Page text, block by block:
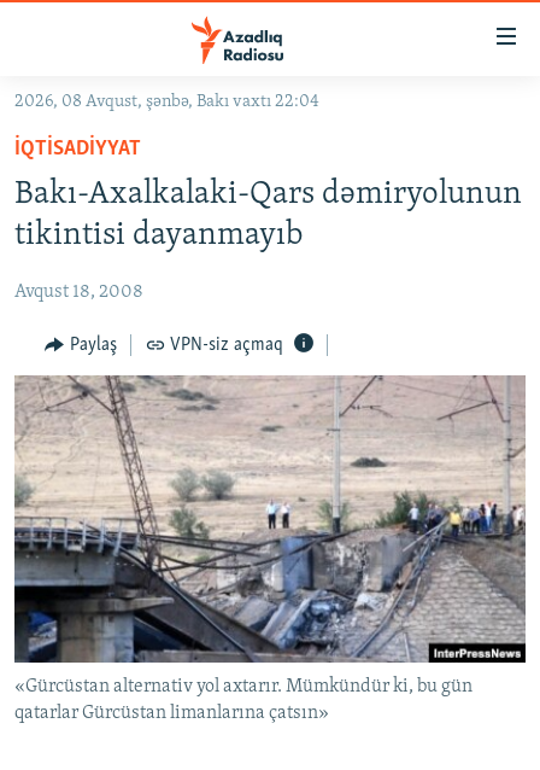
Əsas
qayıt
Əsas
naviqasiyaya
qayıt
GÜNDƏM
#İZAHLA
KORRUPSIOMETR
FƏRQƏ BAX
QANUNI DOĞRU
ARAŞDIRMA
MULTIMEDIA
VIDEO
FOTOQALEREYA
İNFOQRAFIKA
KARIKATURA
RADIO ARXIV
OXU ZALI
AZƏRBAYCAN ƏDƏBIYYATI KITABXANASI
İSLAM VƏ DEMOKRATIYA
İZ - MƏDƏNIYYƏT PROQRAMI
HAQQIMIZDA
MISSIYAMIZ
PEŞƏ ETIKASI VƏ JURNALISTIKA STANDARTLARIMIZ
MATERIALLARIMIZDAN ISTIFADƏ
AZADLIQRADIOSU MOBIL TELEFONUNUZDA
BIZI IZLƏ
RFE/RL-in bütün saytları
2026, 08 Avqust, şənbə, Bakı vaxtı 22:04
İQTISADIYYAT
Bakı-Axalkalaki-Qars dəmiryolunun
tikintisi dayanmayıb
Avqust 18, 2008
Paylaş VPN-siz açmaq
«Gürcüstan alternativ yol axtarır. Mümkündür ki, bu gün
qatarlar Gürcüstan limanlarına çatsın»